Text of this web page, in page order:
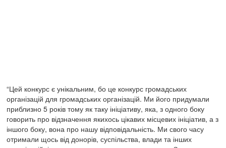
“Цей конкурс є унікальним, бо це конкурс громадських
організацій для громадських організацій. Ми його придумали
приблизно 5 років тому як таку ініціативу, яка, з одного боку
говорить про відзначення якихось цікавих місцевих ініціатив, а з
іншого боку, вона про нашу відповідальність. Ми свого часу
отримали щось від донорів, суспільства, влади та інших